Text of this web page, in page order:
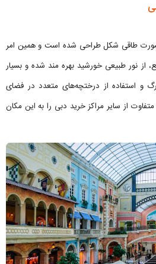
طاقی شکل طراحی شده است و همین امر
نور طبیعی خورشید بهره مند شده و بسیار
و استفاده از درختچه‌های متعدد در فضای
از سایر مراکز خرید دبی را به این مکان